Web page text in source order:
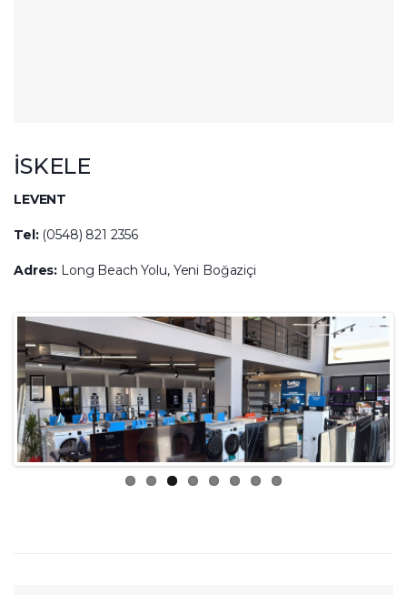
İSKELE
LEVENT
Tel:(0548) 821 2356
Adres: Long Beach Yolu, Yeni Boğaziçi
Previ
ous
Next